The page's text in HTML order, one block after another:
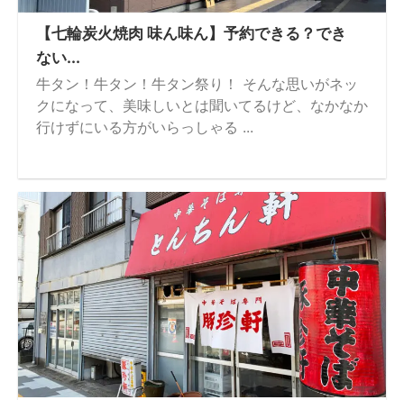
【七輪炭火焼肉 味ん味ん】予約できる？でき
ない...
牛タン！牛タン！牛タン祭り！ そんな思いがネッ
クになって、美味しいとは聞いてるけど、なかなか
行けずにいる方がいらっしゃる ...